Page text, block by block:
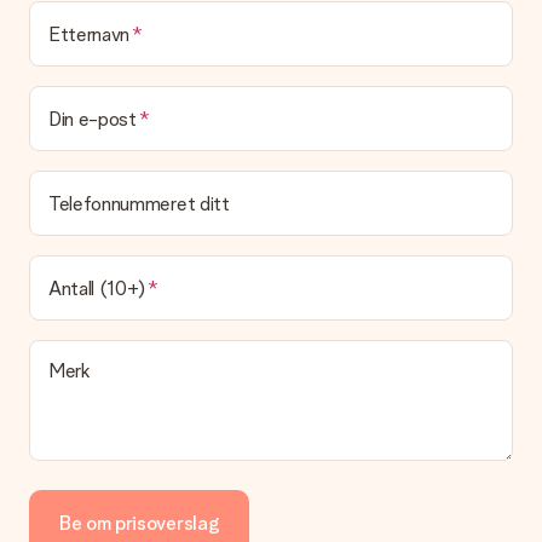
Leveringstid, leveringsalternativer og frakt
Kan jeg velge en leveringsdato?
Det er ikke mulig å velge en bestemt leveringsdato.
Leveringstiden er indikert på produktsiden til gaven. Du kan
stole på at vår operatør leverer gaven din denne dagen.
Hvilke leveringsalternativer kan jeg velge mellom?
For tiden er det ikke mulig å velge et leveringsalternativ.
Gaven du bestiller sendes enten som en pakke eller som
postbokslevering. Vil du vite hvilket alternativ bestillingen din
faller inn under? Ta kontakt med vår kundeservice.
Vi tilbyr følgende betalingsmåter: Paypal, kredittkort, faktura
nettbanken vil levering av gaven din skje opptil 3 dager
senere. Dette er fordi det kan ta opptil 3 dager før betalingen
Etternavn
Din e-post
Telefonnummeret ditt
Antall (10+)
Merk
Be om prisoverslag